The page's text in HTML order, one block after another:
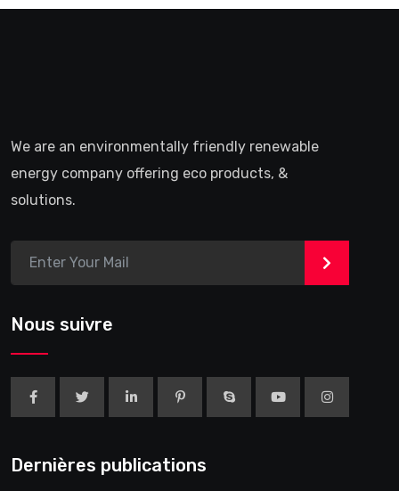
We are an environmentally friendly renewable
energy company offering eco products, &
solutions.
>
Nous suivre
Dernières publications